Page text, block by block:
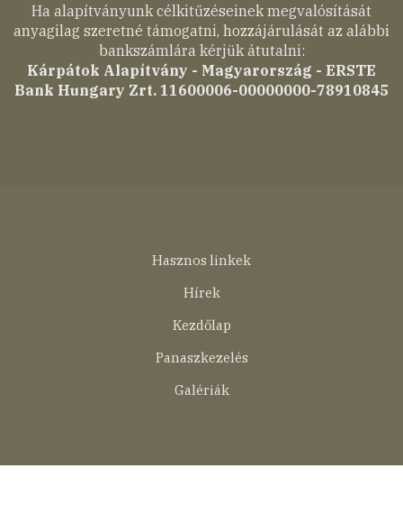
Ha alapítványunk célkitűzéseinek megvalósítását
anyagilag szeretné támogatni, hozzájárulását az alábbi
bankszámlára kérjük átutalni:
Kárpátok Alapítvány - Magyarország - ERSTE
Bank Hungary Zrt. 11600006-00000000-78910845
Hasznos linkek
Hírek
Kezdőlap
Panaszkezelés
Galériák